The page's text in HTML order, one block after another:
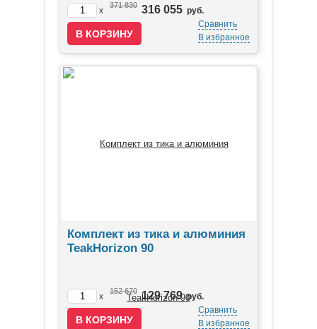
x
371 830 316 055 руб.
Сравнить
В избранное
Комплект из тика и алюминия
TeakHorizon 90
x
152 670 129 769 руб.
Сравнить
В избранное